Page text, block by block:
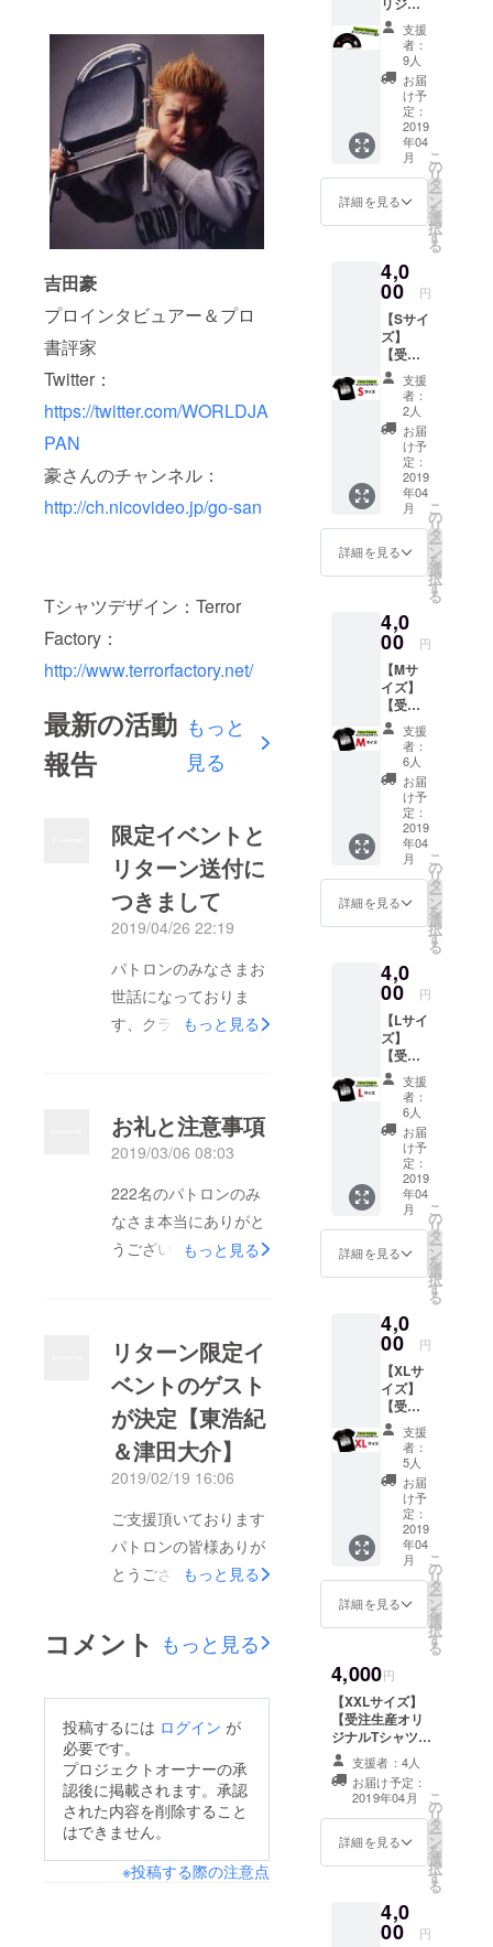
吉田豪
プロインタビュアー＆プロ
書評家
Twitter：
https://twitter.com/WORLDJA
PAN
豪さんのチャンネル：
http://ch.nicovideo.jp/go-san
Tシャツデザイン：Terror
Factory：
http://www.terrorfactory.net/
最新の活動
報告
もっと
見る
限定イベントと
リターン送付に
つきまして
2019/04/26 22:19
パトロンのみなさまお
世話になっておりま
す、クラウドファン
イヤーメッセージにて
受付番号を送らせて頂
きました。イベント当
日、受付にて番号をお
聞きしますのでご留意
す。イベントとリター
ン送付につきましてご
連絡させていただきま
す。★リターン品につ
きまして5/11の限定イ
ベントチケット込でご
支援頂いた方には当日
まとめてお渡し致しま
す。上記以外の方に関
業を行いますので今し
ばらくお待ち頂けます
キャンプファイヤー
メッセージにて送付し
た受付番号で行いま
す。付き添いの方がい
のチケット代3,000円
もっと見る
お礼と注意事項
2019/03/06 08:03
222名のパトロンのみ
なさま本当にありがと
うございました。みな
ございました。早速数
を集計し、グッズ発注
をさせて頂きます。
■4,000円のメイドT
シャツ■15,000円、
ト付きリターン上記で
申し込まれた方で、備
考欄にサイズを記入し
時までにメッセージで
サイズ（S-XXL）をお
はすべてMサイズ発注
とさせて頂きます。ま
た限定イベントで同伴
者希望の方は3月13日
0時までに本名を記入
しメッセージでお願い
致します。当日、同伴
もっと見る
リターン限定イ
ベントのゲスト
が決定【東浩紀
＆津田大介】
2019/02/19 16:06
ご支援頂いております
パトロンの皆様ありが
とうございます。残り
ターン限定イベントの
ゲストは【東浩紀氏＆
ので迷ってる方はぜひ
ご支援のほど何卒宜し
くお願いします。※当
日券の販売は考えてお
の際は備考欄にTシャ
もっと見る
コメント もっと見る
投稿するには ログイン が
必要です。
プロジェクトオーナーの承
認後に掲載されます。承認
された内容を削除すること
はできません。
※投稿する際の注意点
送料込
み
ル扇
子】 久
田将
義、吉
田豪の
Terror
Factory
デザイ
ン扇子
です。
21cm3
0間(片
貼り)
Factory
（http://
www.te
rrorfact
ory.net/
） ※送
料込み
支援
者：
9人
お届
け予
定：
2019
年04
月
詳細を見る
こ
の
リ
タ
ー
ン
を
選
択
す
る
4,0
00 円
【Sサイ
ズ】
【受注
生産オ
リジナ
ルTシャ
ツ】 久
田将
義、吉
田豪の
Terror
Factory
デザイ
ンTシャ
ツで
す。
丈×着
幅):S/(6
5×49)
Terror
Factory
（http://
www.te
rrorfact
ory.net/
） ※送
料込み
支援
者：
2人
お届
け予
定：
2019
年04
月
詳細を見る
こ
の
リ
タ
ー
ン
を
選
択
す
る
4,0
00 円
【Mサ
イズ】
【受注
生産オ
リジナ
ルTシャ
ツ】 久
田将
義、吉
田豪の
Terror
Factory
デザイ
ンTシャ
ツで
す。
丈×着
幅):M(6
9×52)
Terror
Factory
（http://
www.te
rrorfact
ory.net/
） ※送
料込み
支援
者：
6人
お届
け予
定：
2019
年04
月
詳細を見る
こ
の
リ
タ
ー
ン
を
選
択
す
る
4,0
00 円
【Lサイ
ズ】
【受注
生産オ
リジナ
ルTシャ
ツ】 久
田将
義、吉
田豪の
Terror
Factory
デザイ
ンTシャ
ツで
す。
丈×着
幅):L(73
×55)
Terror
Factory
（http://
www.te
rrorfact
ory.net/
） ※送
料込み
支援
者：
6人
お届
け予
定：
2019
年04
月
詳細を見る
こ
の
リ
タ
ー
ン
を
選
択
す
る
4,0
00 円
【XLサ
イズ】
【受注
生産オ
リジナ
ルTシャ
ツ】 久
田将
義、吉
田豪の
Terror
Factory
デザイ
ンTシャ
ツで
す。
丈×着
幅):XL(
77×58)
Terror
Factory
（http://
www.te
rrorfact
ory.net/
料込み
支援
者：
5人
お届
け予
定：
2019
年04
月
詳細を見る
こ
の
リ
タ
ー
ン
を
選
択
す
る
4,000円
【XXLサイズ】
【受注生産オリ
ジナルTシャツ】
久田将義、吉田
豪のTerror
Factoryデザイ
ンTシャツです。
size(着丈×着
幅):XXL(81×63)
ory.net/） ※送料
支援者：4人
お届け予定：
2019年04月
詳細を見る
こ
の
リ
タ
ー
ン
を
選
択
す
る
4,0
00 円